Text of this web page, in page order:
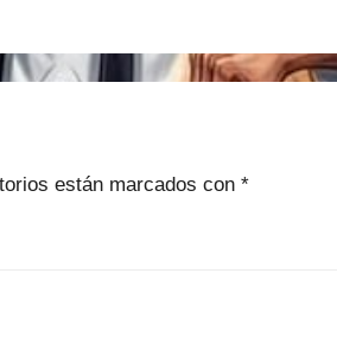
están marcados con *